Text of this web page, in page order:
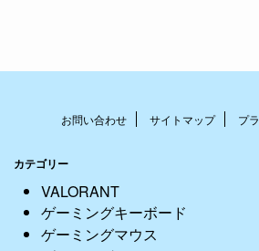
お問い合わせ サイトマップ プ
カテゴリー
VALORANT
ゲーミングキーボード
ゲーミングマウス